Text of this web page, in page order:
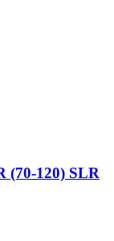
(70-120) SLR